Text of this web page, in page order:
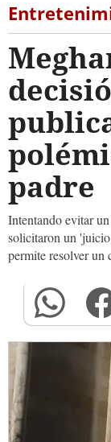
padre
Intentando evitar
solicitaron un
permite resolver un